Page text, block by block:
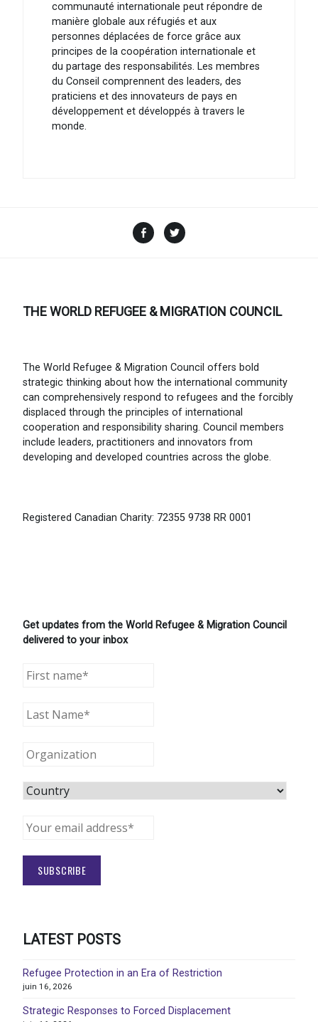
communauté internationale peut répondre de
manière globale aux réfugiés et aux
personnes déplacées de force grâce aux
principes de la coopération internationale et
du partage des responsabilités. Les membres
du Conseil comprennent des leaders, des
praticiens et des innovateurs de pays en
développement et développés à travers le
monde.
Facebook
THE WORLD REFUGEE & MIGRATION COUNCIL
The World Refugee & Migration Council offers bold
strategic thinking about how the international community
can comprehensively respond to refugees and the forcibly
displaced through the principles of international
cooperation and responsibility sharing. Council members
include leaders, practitioners and innovators from
developing and developed countries across the globe.
Registered Canadian Charity: 72355 9738 RR 0001
Get updates from the World Refugee & Migration Council
delivered to your inbox
LATEST POSTS
Refugee Protection in an Era of Restriction
juin 16, 2026
Strategic Responses to Forced Displacement